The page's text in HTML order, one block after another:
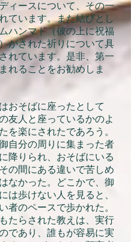
ィースについて、その一
ています。また結びとし
ハンマド（彼の上に祝福
がされた祈りについて具
れています。是非、第一
れることをお勧めしま
おそばに座ったとして
友人と座っているかのよ
を楽にされたであろう。
自分の周りに集まった者
降りられ、おそばにいる
の間にある違いで苦しめ
なかった。どこかで、御
は歩けない人を見ると、
者のペースで歩かれた。
たらされた教えは、実行
であり、誰もが容易に実